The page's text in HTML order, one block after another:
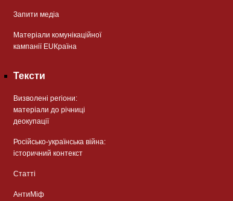
Запити медіа
Матеріали комунікаційної
кампанії EUКраїна
Тексти
Визволені регіони:
матеріали до річниці
деокупації
Російсько-українська війна:
історичний контекст
Статті
АнтиМіф